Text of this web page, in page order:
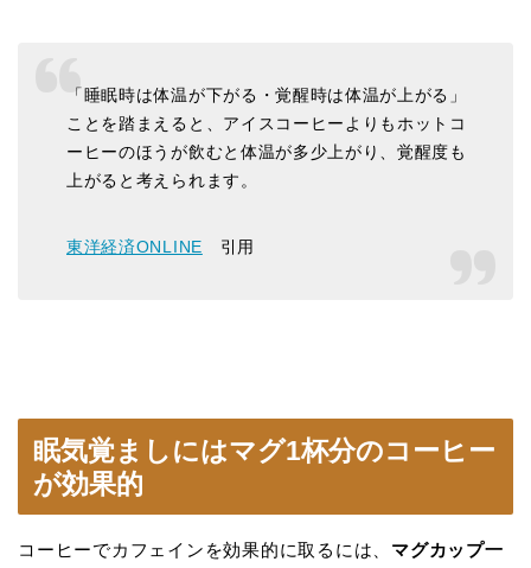
「睡眠時は体温が下がる・覚醒時は体温が上がる」
ことを踏まえると、アイスコーヒーよりもホットコ
ーヒーのほうが飲むと体温が多少上がり、覚醒度も
上がると考えられます。
東洋経済ONLINE 引用
眠気覚ましにはマグ1杯分のコーヒー
が効果的
コーヒーでカフェインを効果的に取るには、 マグカップ一